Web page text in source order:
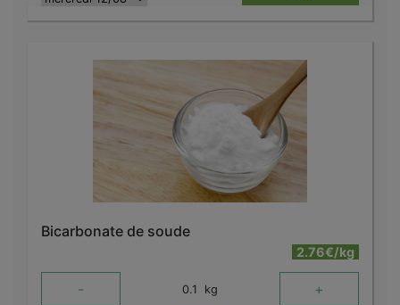
Bicarbonate de soude
2.76€/kg
- 0.1 kg +